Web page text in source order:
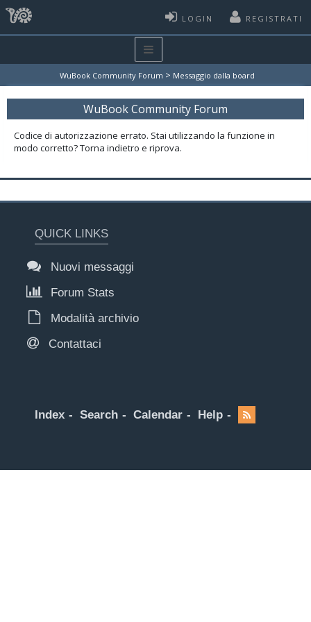
LOGIN REGISTRATI
WuBook Community Forum > Messaggio dalla board
WuBook Community Forum
Codice di autorizzazione errato. Stai utilizzando la funzione in
modo corretto? Torna indietro e riprova.
QUICK LINKS
Nuovi messaggi
Forum Stats
Modalità archivio
Contattaci
Index Search Calendar Help